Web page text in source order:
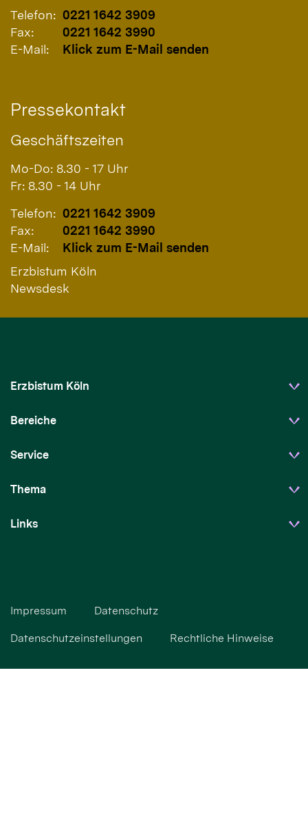
Telefon: 0221 1642 3909
Fax:
0221 1642 3990
E-Mail:
Klick zum E-Mail senden
Pressekontakt
Geschäftszeiten
Mo-Do: 8.30 - 17 Uhr
Fr: 8.30 - 14 Uhr
Telefon: 0221 1642 3909
Fax:
0221 1642 3990
E-Mail:
Klick zum E-Mail senden
Erzbistum Köln
Newsdesk
Erzbistum Köln
Bereiche
Service
Thema
Links
Impressum Datenschutz
Datenschutzeinstellungen Rechtliche Hinweise